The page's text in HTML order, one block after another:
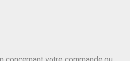
concernant votre commande ou